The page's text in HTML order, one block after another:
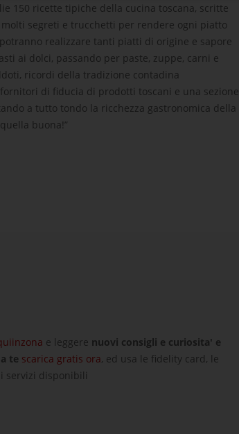
150 ricette tipiche della cucina toscana, scritte
segreti e trucchetti per rendere ogni piatto
realizzare tanti piatti di origine e sapore
ai dolci, passando per paste, zuppe, carni e
ricordi della tradizione contadina
di fiducia di prodotti toscani e una sezione
a tutto tondo la ricchezza gastronomica della
buona!”
e leggere nuovi consigli e curiosita' e
te scarica gratis ora, ed usa le fidelity card, le
servizi disponibili